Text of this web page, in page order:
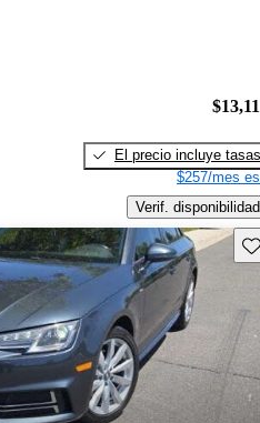
El precio incluye tasas
$257/mes
Verif. disponibilidad